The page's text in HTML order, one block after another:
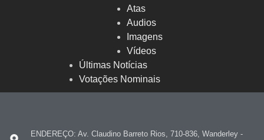
Atas
Audios
Imagens
Vídeos
Últimas Notícias
Votações Nominais
ENDEREÇO: Av. Claudino Barreto Rios, 710-836, Wanderley -